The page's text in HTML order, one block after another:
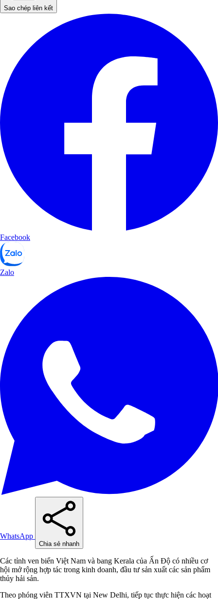
Sao chép liên kết
Facebook
Zalo
WhatsApp
Chia sẻ nhanh
Các tỉnh ven biển Việt Nam và bang Kerala của Ấn Độ có nhiều cơ
hội mở rộng hợp tác trong kinh doanh, đầu tư sản xuất các sản phẩm
thủy hải sản.
Theo phóng viên TTXVN tại New Delhi, tiếp tục thực hiện các hoạt